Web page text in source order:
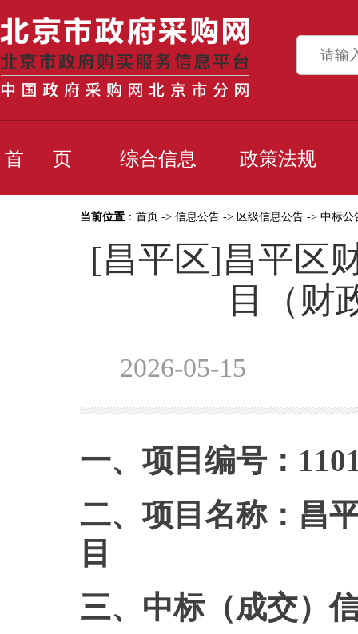
首 页 综合信息 政策法规
当前位置 ： 首页 -> 信息公告 -> 区级信息公告 -> 中标公
[昌平区]昌平区
目（财
2026-05-15
一、项目编号：
二、项目名称：昌
目
三、中标（成交）